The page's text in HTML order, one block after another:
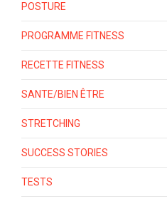
POSTURE
PROGRAMME FITNESS
RECETTE FITNESS
SANTE/BIEN ÊTRE
STRETCHING
SUCCESS STORIES
TESTS